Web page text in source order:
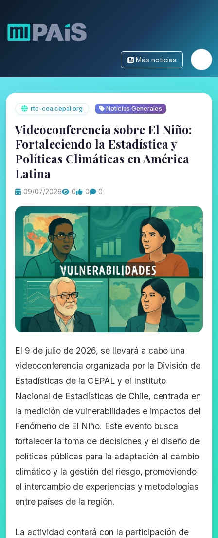
Más noticias
rtc-cea.cepal.org Noticias Generales
Videoconferencia sobre El Niño:
Fortaleciendo la Estadística y
Políticas Climáticas en América
Latina
09/07/2026 0 0 0
El 9 de julio de 2026, se llevará a cabo una
videoconferencia organizada por la División de
Estadísticas de la CEPAL y el Instituto
Nacional de Estadísticas de Chile, centrada en
la medición de vulnerabilidades e impactos del
Fenómeno de El Niño. Este evento busca
fortalecer la toma de decisiones y el diseño de
políticas públicas para la adaptación al cambio
climático y la gestión del riesgo, promoviendo
el intercambio de experiencias y metodologías
entre países de la región.
La actividad contará con la participación de